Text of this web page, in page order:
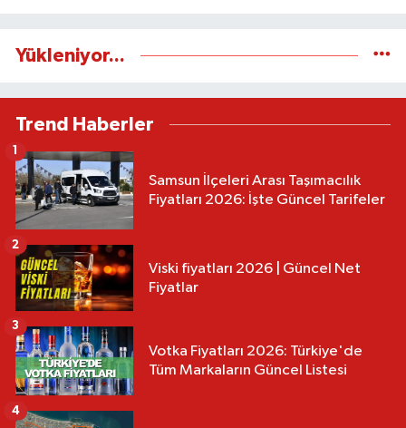
Yükleniyor...
Trend Haberler
Samsun İlçeleri Arası Taşımacılık
Fiyatları 2026: İşte Güncel Tarifeler
1
Viski fiyatları 2026 | Güncel Net
Fiyatlar
2
Votka Fiyatları 2026: Türkiye'de
Tüm Markaların Güncel Listesi
3
4